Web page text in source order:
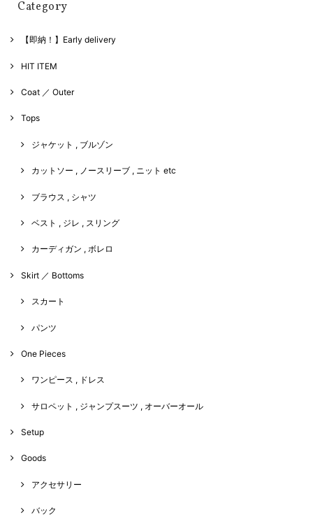
Category
【即納！】Early delivery
HIT ITEM
Coat ／ Outer
Tops
ジャケット , ブルゾン
カットソー , ノースリーブ , ニット etc
ブラウス , シャツ
ベスト , ジレ , スリング
カーディガン , ボレロ
Skirt ／ Bottoms
スカート
パンツ
One Pieces
ワンピース , ドレス
サロペット , ジャンプスーツ , オーバーオール
Setup
Goods
アクセサリー
バック